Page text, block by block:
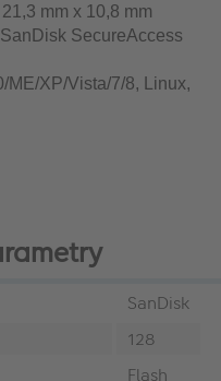
mm x 10,8 mm
SecureAccess
ME/XP/Vista/7/8, Linux,
SanDisk
128
Flash